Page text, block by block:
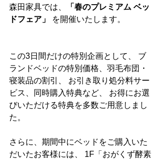
森田家具では、
「春のプレミアム ベッ
ドフェア」
を開催いたします。
この3日間だけの特別企画として、 ブ
ランドベッドの特別価格、羽毛布団・
寝装品の割引、 お引き取り処分料サー
ビス、同時購入特典など、 お得にお選
びいただける特典を多数ご用意しまし
た。
さらに、期間中にベッドをご購入いた
だいたお客様には、 1F「おがくず酵素